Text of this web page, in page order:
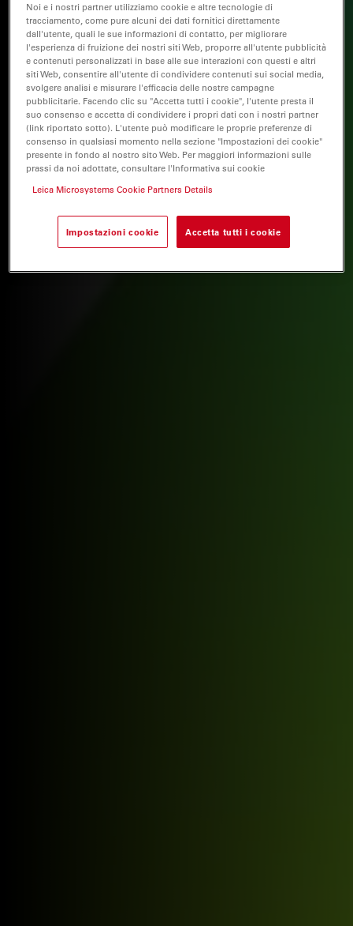
Noi e i nostri partner utilizziamo cookie e altre tecnologie di
tracciamento, come pure alcuni dei dati fornitici direttamente
dall'utente, quali le sue informazioni di contatto, per migliorare
l'esperienza di fruizione dei nostri siti Web, proporre all'utente pubblicità
e contenuti personalizzati in base alle sue interazioni con questi e altri
siti Web, consentire all'utente di condividere contenuti sui social media,
svolgere analisi e misurare l'efficacia delle nostre campagne
pubblicitarie. Facendo clic su "Accetta tutti i cookie", l'utente presta il
suo consenso e accetta di condividere i propri dati con i nostri partner
(link riportato sotto). L'utente può modificare le proprie preferenze di
consenso in qualsiasi momento nella sezione "Impostazioni dei cookie"
presente in fondo al nostro sito Web. Per maggiori informazioni sulle
prassi da noi adottate, consultare l'Informativa sui cookie
Leica Microsystems Cookie Partners Details
Impostazioni cookie Accetta tutti i cookie